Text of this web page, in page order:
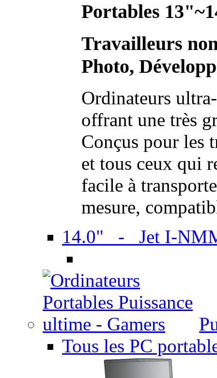
Portables
Travailleurs
Photo,
Ordinateurs
offrant une très
Conçus pour les
et tous ceux qui
facile à
mesure,
14.0" - Jet I-
Tous les PC